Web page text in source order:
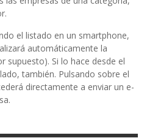
el listado en un smartphone,
automáticamente la
supuesto). Si lo hace desde el
también. Pulsando sobre el
directamente a enviar un e-